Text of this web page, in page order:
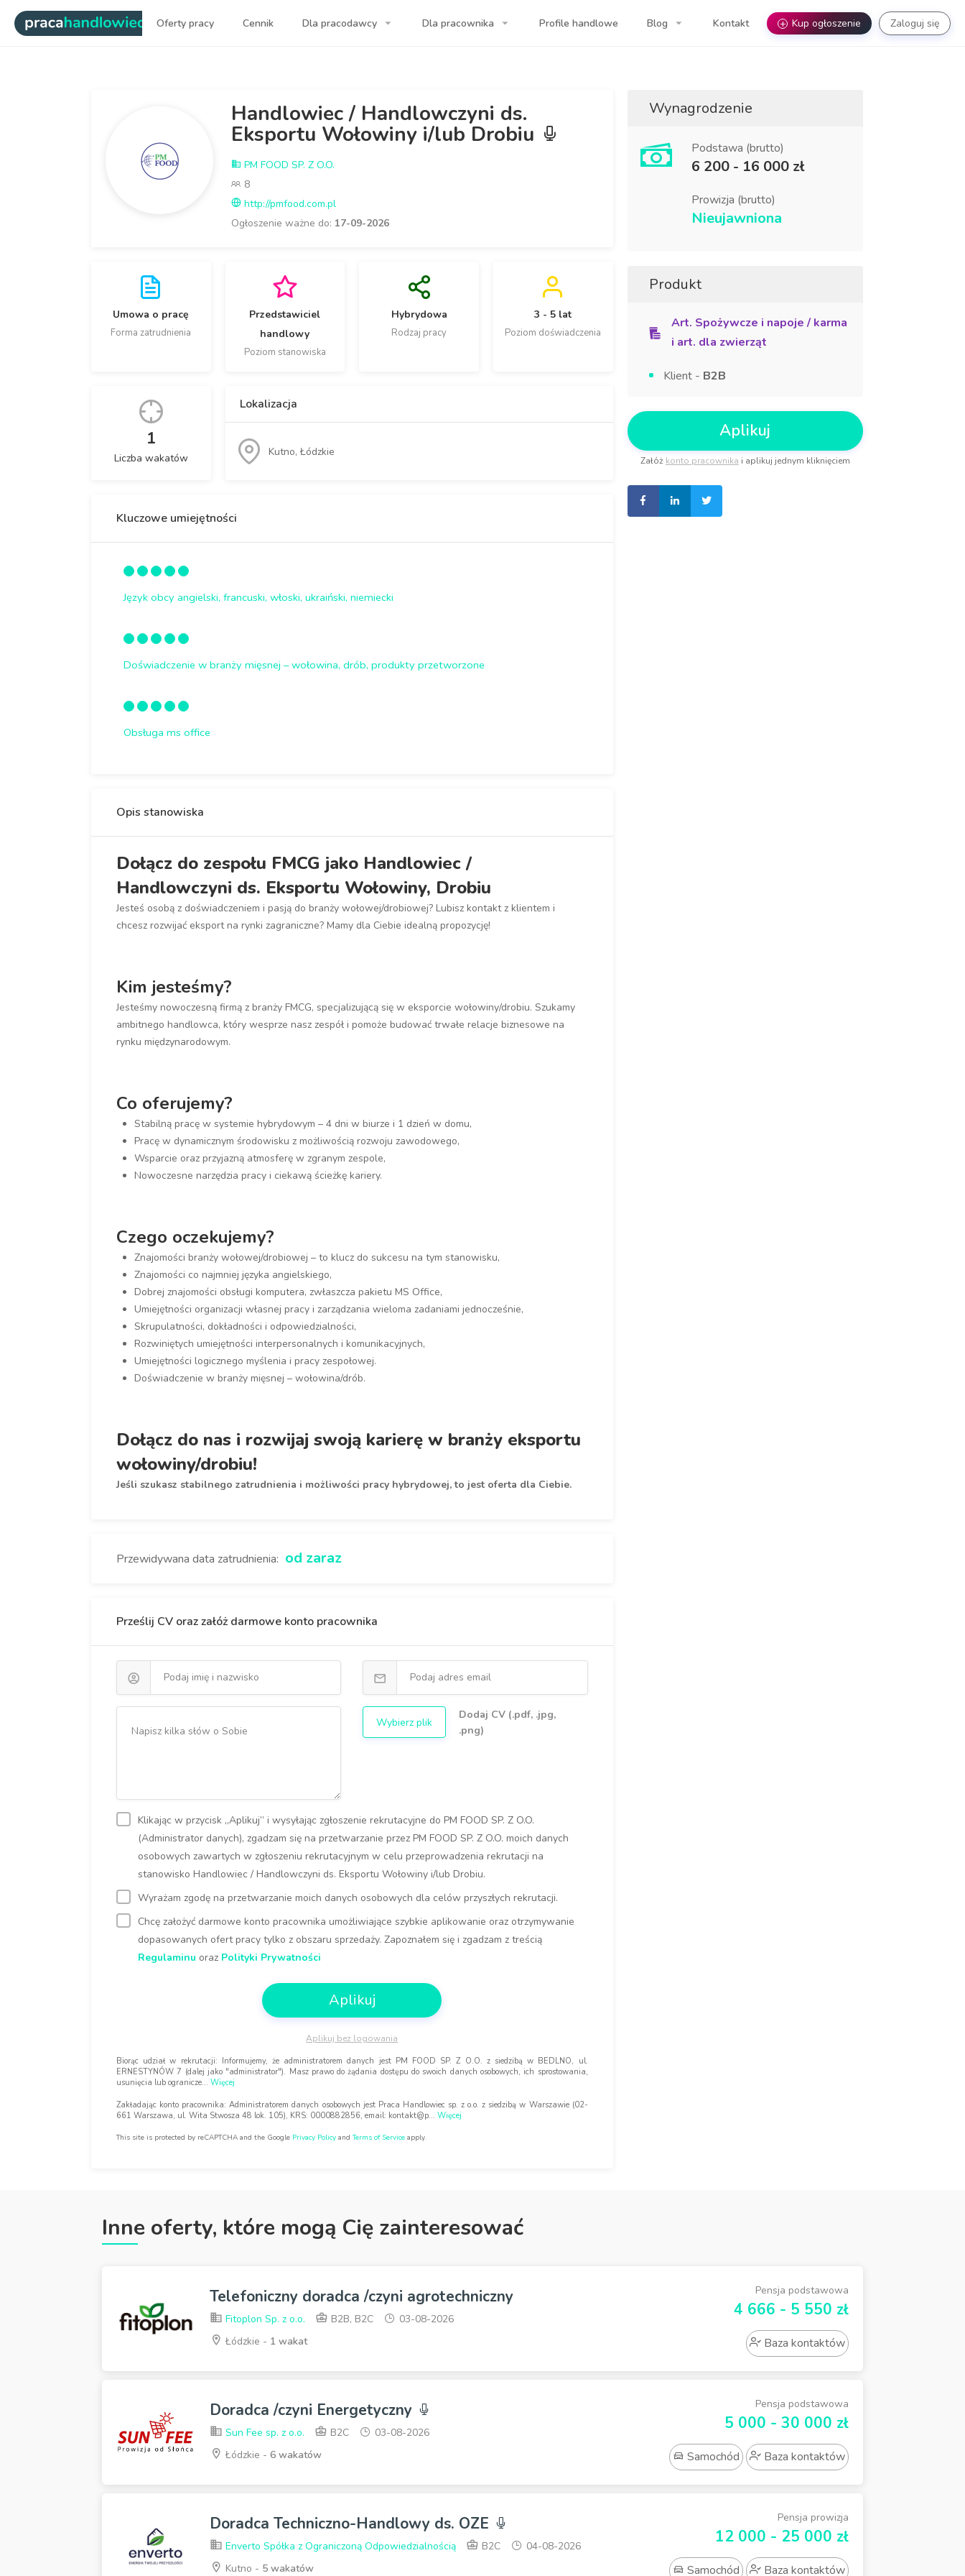
| „Praca dla handlowca" w Google? Pierwszy wynik to my!
Oferty pracy Cennik Dla pracodawcy Dla pracownika Profile handlowe Blog Kontakt + Kup ogłoszenie Zaloguj się
Handlowiec / Handlowczyni ds.
Eksportu Wołowiny i/lub Drobiu
PM FOOD SP. Z O.O.
8
http://pmfood.com.pl
Ogłoszenie ważne do: 17-09-2026
Umowa o pracę
Forma zatrudnienia
Przedstawiciel
handlowy
Poziom stanowiska
Hybrydowa
Rodzaj pracy
3 - 5 lat
Poziom doświadczenia
1
Liczba wakatów
Lokalizacja
Kutno, Łódzkie
Kluczowe umiejętności
Język obcy angielski, francuski, włoski, ukraiński, niemiecki
Doświadczenie w branży mięsnej – wołowina, drób, produkty przetworzone
Obsługa ms office
Opis stanowiska
Dołącz do zespołu FMCG jako Handlowiec /
Handlowczyni ds. Eksportu Wołowiny, Drobiu
Jesteś osobą z doświadczeniem i pasją do branży wołowej/drobiowej? Lubisz kontakt z klientem i
chcesz rozwijać eksport na rynki zagraniczne? Mamy dla Ciebie idealną propozycję!
Kim jesteśmy?
Jesteśmy nowoczesną firmą z branży FMCG, specjalizującą się w eksporcie wołowiny/drobiu. Szukamy
ambitnego handlowca, który wesprze nasz zespół i pomoże budować trwałe relacje biznesowe na
rynku międzynarodowym.
Co oferujemy?
Stabilną pracę w systemie hybrydowym – 4 dni w biurze i 1 dzień w domu,
Pracę w dynamicznym środowisku z możliwością rozwoju zawodowego,
Wsparcie oraz przyjazną atmosferę w zgranym zespole,
Nowoczesne narzędzia pracy i ciekawą ścieżkę kariery.
Czego oczekujemy?
Znajomości branży wołowej/drobiowej – to klucz do sukcesu na tym stanowisku,
Znajomości co najmniej języka angielskiego,
Dobrej znajomości obsługi komputera, zwłaszcza pakietu MS Office,
Umiejętności organizacji własnej pracy i zarządzania wieloma zadaniami jednocześnie,
Skrupulatności, dokładności i odpowiedzialności,
Rozwiniętych umiejętności interpersonalnych i komunikacyjnych,
Umiejętności logicznego myślenia i pracy zespołowej.
Doświadczenie w branży mięsnej – wołowina/drób.
Dołącz do nas i rozwijaj swoją karierę w branży eksportu
wołowiny/drobiu!
Jeśli szukasz stabilnego zatrudnienia i możliwości pracy hybrydowej, to jest oferta dla Ciebie.
Przewidywana data zatrudnienia: od zaraz
Prześlij CV oraz załóż darmowe konto pracownika
Wybierz plik
Dodaj CV (.pdf, .jpg,
.png)
Klikając w przycisk „Aplikuj” i wysyłając zgłoszenie rekrutacyjne do PM FOOD SP. Z O.O.
(Administrator danych), zgadzam się na przetwarzanie przez PM FOOD SP. Z O.O. moich danych
osobowych zawartych w zgłoszeniu rekrutacyjnym w celu przeprowadzenia rekrutacji na
stanowisko Handlowiec / Handlowczyni ds. Eksportu Wołowiny i/lub Drobiu.
Wyrażam zgodę na przetwarzanie moich danych osobowych dla celów przyszłych rekrutacji.
Chcę założyć darmowe konto pracownika umożliwiające szybkie aplikowanie oraz otrzymywanie
dopasowanych ofert pracy tylko z obszaru sprzedaży. Zapoznałem się i zgadzam z treścią
Regulaminu oraz Polityki Prywatności
Aplikuj
Aplikuj bez logowania
Biorąc udział w rekrutacji: Informujemy, że administratorem danych jest PM FOOD SP. Z O.O. z siedzibą w BEDLNO, ul.
ERNESTYNÓW 7 (dalej jako "administrator"). Masz prawo do żądania dostępu do swoich danych osobowych, ich sprostowania,
usunięcia lub ogranicze... Więcej
Zakładając konto pracownika: Administratorem danych osobowych jest Praca Handlowiec sp. z o.o. z siedzibą w Warszawie (02-
661 Warszawa, ul. Wita Stwosza 48 lok. 105), KRS: 0000882856, email: kontakt@p... Więcej
This site is protected by reCAPTCHA and the Google Privacy Policy andTerms of Service apply.
Wynagrodzenie
Podstawa (brutto)
6 200 - 16 000 zł
Prowizja (brutto)
Nieujawniona
Produkt
Art. Spożywcze i napoje / karma
i art. dla zwierząt
Klient - B2B
Aplikuj
Załóż konto pracownika i aplikuj jednym kliknięciem
Inne oferty, które mogą Cię zainteresować
Telefoniczny doradca /czyni agrotechniczny
Fitoplon Sp. z o.o. B2B, B2C
03-08-2026
Łódzkie - 1 wakat
Pensja podstawowa
4 666 - 5 550 zł
Baza kontaktów
Doradca /czyni Energetyczny
Sun Fee sp. z o.o. B2C
03-08-2026
Łódzkie - 6 wakatów
Pensja podstawowa
5 000 - 30 000 zł
Samochód Baza kontaktów
Doradca Techniczno-Handlowy ds. OZE
Enverto Spółka z Ograniczoną Odpowiedzialnością B2C
04-08-2026
Kutno - 5 wakatów
Pensja prowizja
12 000 - 25 000 zł
Samochód Baza kontaktów